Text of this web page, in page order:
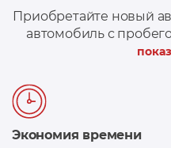
Приобретайте новый
автомобиль с
вашего
Экономия времени